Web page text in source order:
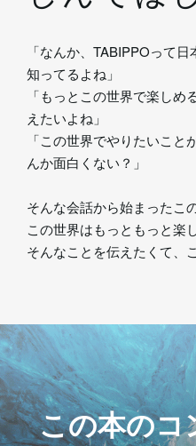
「なんか、TABIPPOって
知ってるよね」
「もっとこの世界で楽し
えたいよね」
「この世界でやりたいこ
んか面白くない？」
そんな会話から始まったこ
この世界はもっともっと楽
そんなことを伝えたくて、
この本のコ